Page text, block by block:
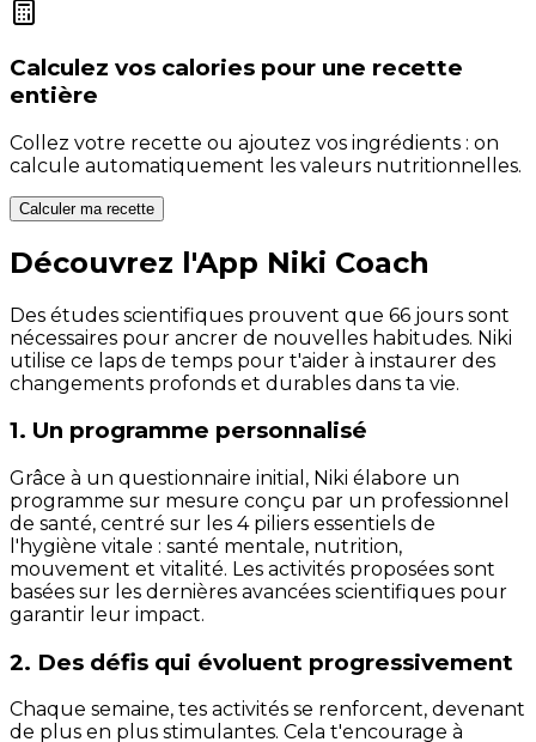
Calculez vos calories pour une recette
entière
Collez votre recette ou ajoutez vos ingrédients : on
calcule automatiquement les valeurs nutritionnelles.
Calculer ma recette
Découvrez l'App Niki Coach
Des études scientifiques prouvent que 66 jours sont
nécessaires pour ancrer de nouvelles habitudes. Niki
utilise ce laps de temps pour t'aider à instaurer des
changements profonds et durables dans ta vie.
1. Un programme personnalisé
Grâce à un questionnaire initial, Niki élabore un
programme sur mesure conçu par un professionnel
de santé, centré sur les 4 piliers essentiels de
l'hygiène vitale : santé mentale, nutrition,
mouvement et vitalité. Les activités proposées sont
basées sur les dernières avancées scientifiques pour
garantir leur impact.
2. Des défis qui évoluent progressivement
Chaque semaine, tes activités se renforcent, devenant
de plus en plus stimulantes. Cela t'encourage à